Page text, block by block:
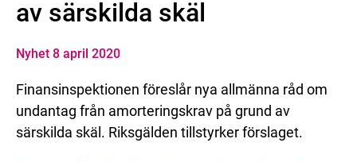
av särskilda skäl
Nyhet 8 april 2020
Finansinspektionen föreslår nya allmänna råd om
undantag från amorteringskrav på grund av
särskilda skäl. Riksgälden tillstyrker förslaget.